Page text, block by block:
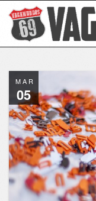
MAR
05